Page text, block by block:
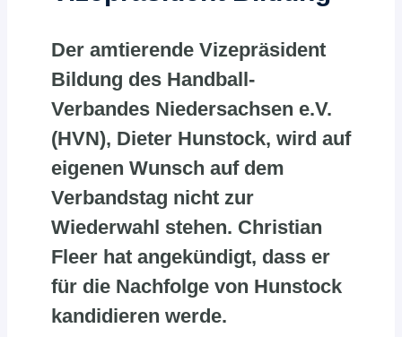
Der amtierende Vizepräsident
Bildung des Handball-
Verbandes Niedersachsen e.V.
(HVN), Dieter Hunstock, wird auf
eigenen Wunsch auf dem
Verbandstag nicht zur
Wiederwahl stehen. Christian
Fleer hat angekündigt, dass er
für die Nachfolge von Hunstock
kandidieren werde.